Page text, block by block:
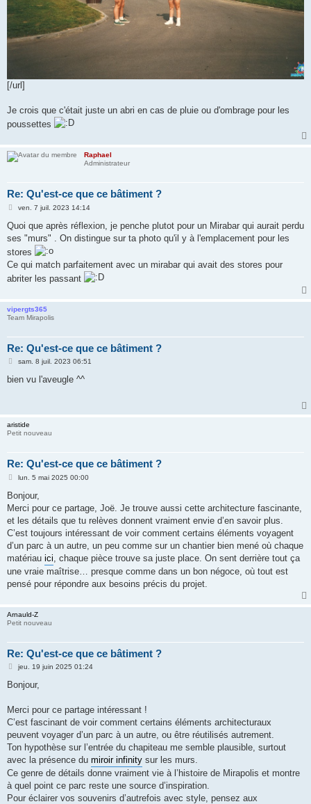
[/url]
Je crois que c'était juste un abri en cas de pluie ou d'ombrage pour les
poussettes
Raphael
Administrateur
Re: Qu'est-ce que ce bâtiment ?
M
s
a
e
ven. 7 juil. 2023 14:14
Quoi que après réflexion, je penche plutot pour un Mirabar qui aurait perdu
ses "murs" . On distingue sur ta photo qu'il y à l'emplacement pour les
stores
Ce qui match parfaitement avec un mirabar qui avait des stores pour
abriter les passant
vipergts365
Team Mirapolis
Re: Qu'est-ce que ce bâtiment ?
M
s
sam. 8 juil. 2023 06:51
bien vu l'aveugle ^^
aristide
Petit nouveau
Re: Qu'est-ce que ce bâtiment ?
M
s
a
g
lun. 5 mai 2025 00:00
Bonjour,
Merci pour ce partage, Joë. Je trouve aussi cette architecture fascinante,
et les détails que tu relèves donnent vraiment envie d’en savoir plus.
C’est toujours intéressant de voir comment certains éléments voyagent
d’un parc à un autre, un peu comme sur un chantier bien mené où chaque
matériau ici , chaque pièce trouve sa juste place. On sent derrière tout ça
une vraie maîtrise… presque comme dans un bon négoce, où tout est
pensé pour répondre aux besoins précis du projet.
Arnauld-Z
Petit nouveau
Re: Qu'est-ce que ce bâtiment ?
M
s
g
jeu. 19 juin 2025 01:24
Bonjour,
Merci pour ce partage intéressant !
C’est fascinant de voir comment certains éléments architecturaux
peuvent voyager d’un parc à un autre, ou être réutilisés autrement.
Ton hypothèse sur l’entrée du chapiteau me semble plausible, surtout
avec la présence du miroir infinity sur les murs.
Ce genre de détails donne vraiment vie à l’histoire de Mirapolis et montre
à quel point ce parc reste une source d’inspiration.
Pour éclairer vos souvenirs d’autrefois avec style, pensez aux